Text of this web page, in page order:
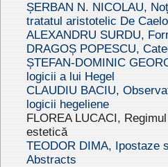
ȘERBAN N. NICOLAU,
tratatul aristotelic De Caelo
ALEXANDRU SURDU,
DRAGOȘ POPESCU,
ȘTEFAN-DOMINIC
logicii a lui Hegel
CLAUDIU BACIU,
logicii hegeliene
FLOREA LUCACI,
estetică
TEODOR DIMA, Ipostaze
Abstracts